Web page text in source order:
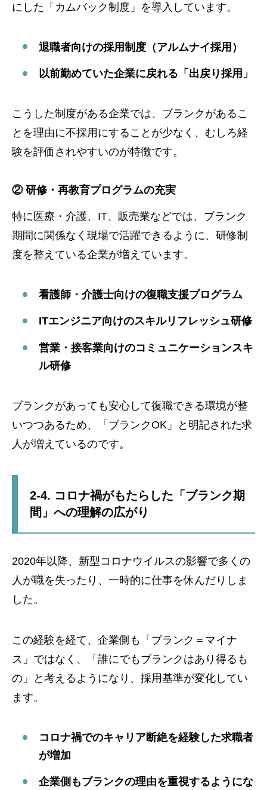
にした「カムバック制度」を導入しています。
退職者向けの採用制度（アルムナイ採用）
以前勤めていた企業に戻れる「出戻り採用」
こうした制度がある企業では、ブランクがあるこ
とを理由に不採用にすることが少なく、むしろ経
験を評価されやすいのが特徴です。
② 研修・再教育プログラムの充実
特に医療・介護、IT、販売業などでは、ブランク
期間に関係なく現場で活躍できるように、研修制
度を整えている企業が増えています。
看護師・介護士向けの復職支援プログラム
ITエンジニア向けのスキルリフレッシュ研修
営業・接客業向けのコミュニケーションスキ
ル研修
ブランクがあっても安心して復職できる環境が整
いつつあるため、「ブランクOK」と明記された求
人が増えているのです。
2-4. コロナ禍がもたらした「ブランク期
間」への理解の広がり
2020年以降、新型コロナウイルスの影響で多くの
人が職を失ったり、一時的に仕事を休んだりしま
した。
この経験を経て、企業側も「ブランク＝マイナ
ス」ではなく、「誰にでもブランクはあり得るも
の」と考えるようになり、採用基準が変化してい
ます。
コロナ禍でのキャリア断絶を経験した求職者
が増加
企業側もブランクの理由を重視するようにな